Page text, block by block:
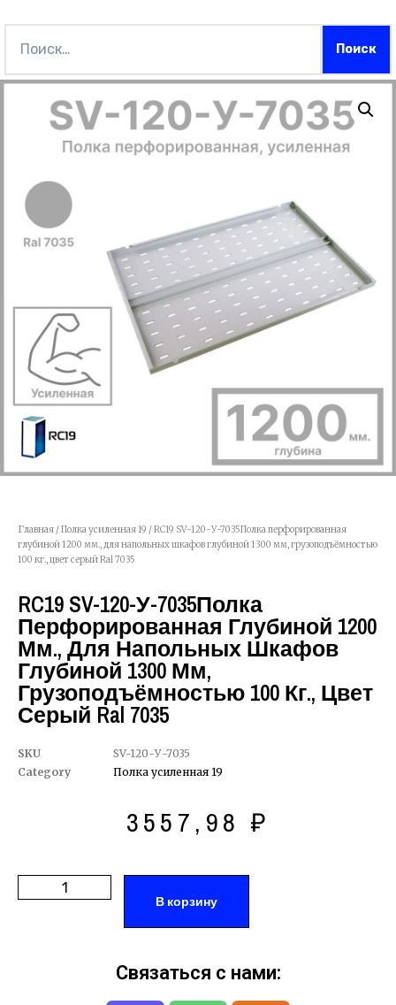
Главная /Полка усиленная 19 / RC19 SV-120-У-7035Полка перфорированная
глубиной 1200 мм., для напольных шкафов глубиной 1300 мм, грузоподъёмностью
100 кг., цвет серый Ral 7035
RC19 SV-120-У-7035Полка
Перфорированная Глубиной 1200
Мм., Для Напольных Шкафов
Глубиной 1300 Мм,
Грузоподъёмностью 100 Кг., Цвет
Серый Ral 7035
SKU
SV-120-У-7035
Category
Полка усиленная 19
3557,98 ₽
В корзину
Связаться с нами: